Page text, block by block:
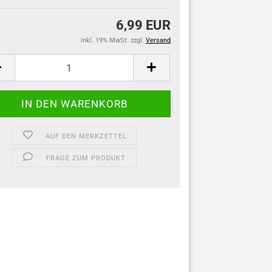
6,99 EUR
inkl. 19% MwSt. zzgl. Versand
AUF DEN MERKZETTEL
FRAGE ZUM PRODUKT